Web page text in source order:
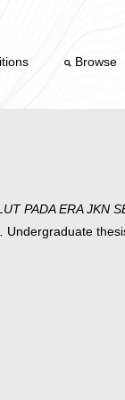
Browse
PADA ERA JKN
Undergraduate